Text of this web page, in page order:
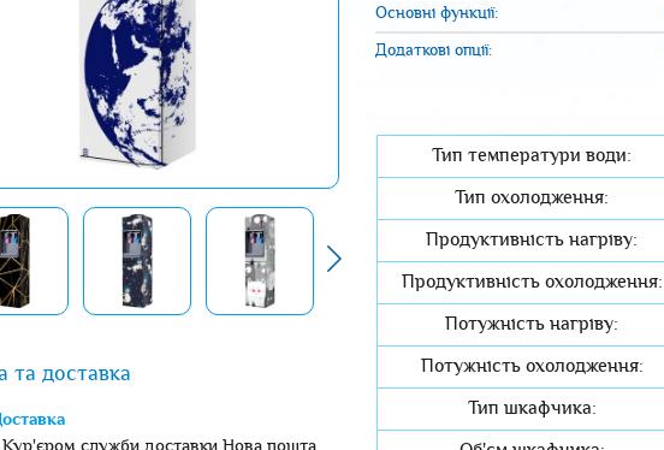
та доставка
Основні функції:
Додаткові опції:
Тип температури води:
Тип охолодження:
Продуктивність нагріву:
Продуктивність охолодження:
Потужність нагріву:
Потужність охолодження:
Тип шкафчика: